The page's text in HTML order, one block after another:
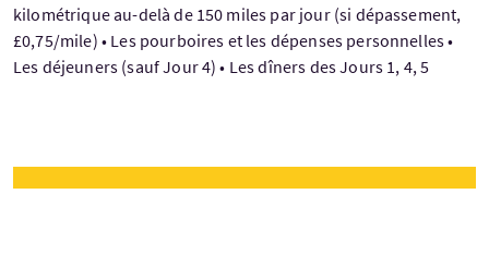
kilométrique au-delà de 150 miles par jour (si dépassement,
£0,75/mile) • Les pourboires et les dépenses personnelles •
Les déjeuners (sauf Jour 4) • Les dîners des Jours 1, 4, 5